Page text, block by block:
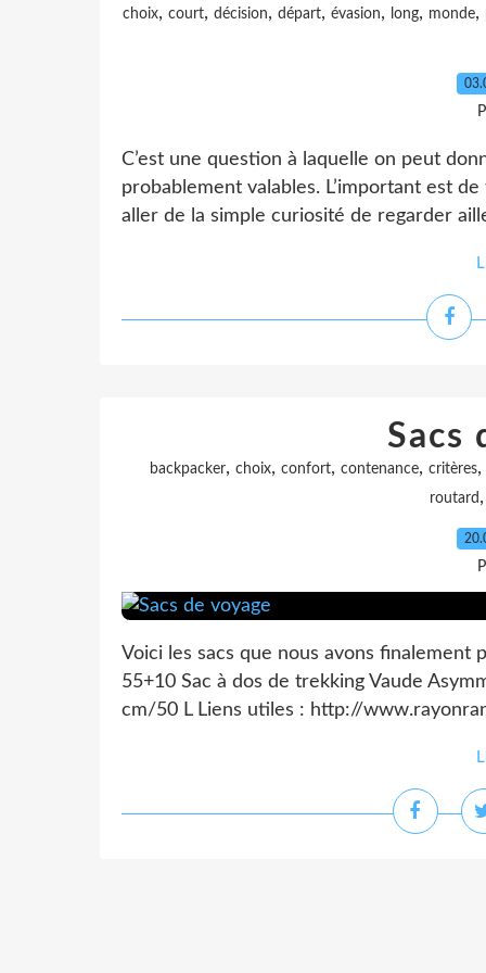
choix, court, décision, départ, évasion, long, monde,
C’est une question à laquelle on peut
probablement valables. L’important est
aller de la simple curiosité de regarder
Sacs
backpacker, choix, confort, contenance, critères,
routard ,
Voici les sacs que nous avons finalement
55+10 Sac à dos de trekking Vaude
cm/50 L Liens utiles : http://